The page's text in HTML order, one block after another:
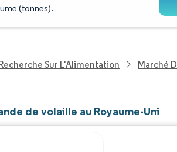
(tonnes).
Sur L'Alimentation Marché
de volaille au Royaume-Uni